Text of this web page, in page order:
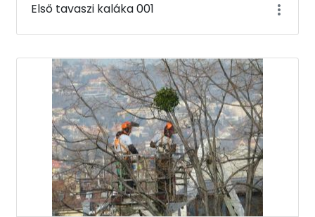
Első tavaszi kaláka 001